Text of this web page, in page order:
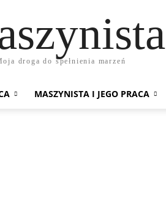
droga do spełnienia marzeń
MASZYNISTA I JEGO PRACA